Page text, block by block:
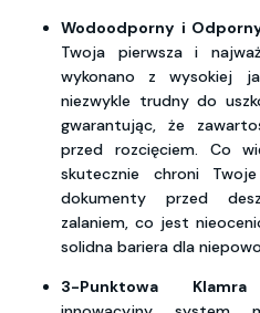
Wodoodporny i
Twoja pierwsza i
wykonano z wysokiej
niezwykle trudny do
gwarantując, że
przed rozcięciem. Co
skutecznie chroni
dokumenty przed
zalaniem, co jest
solidna bariera dla
3-Punktowa Klamra